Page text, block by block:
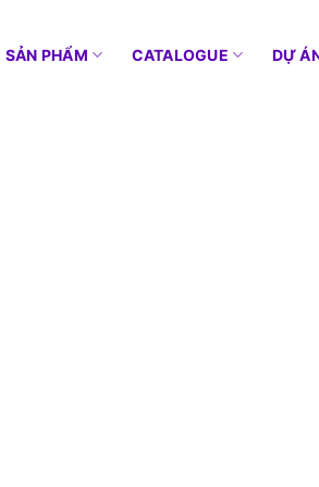
SẢN PHẨM CATALOGUE DỰ